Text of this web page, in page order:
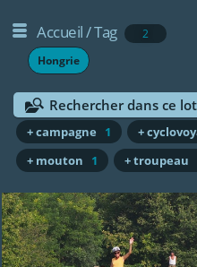
Accueil/Tag
2
Hongrie
Rechercher dans ce lot
+ campagne 1 +
+ mouton
1 + troupeau